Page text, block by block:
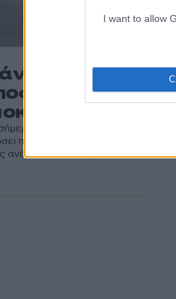
I want to allow
και
Παρασκευή 13/09
πτώση, θα έχουμε βροχές
ανέμους που θα φτάσουν